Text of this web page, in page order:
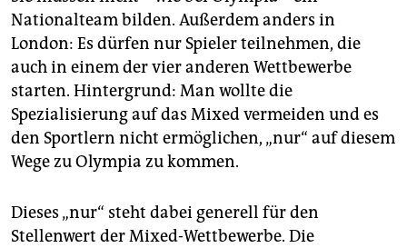
Nationalteam bilden. Außerdem anders in
London: Es dürfen nur Spieler teilnehmen, die
auch in einem der vier anderen Wettbewerbe
starten. Hintergrund: Man wollte die
Spezialisierung auf das Mixed vermeiden und es
den Sportlern nicht ermöglichen, „nur“ auf diesem
Wege zu Olympia zu kommen.
Dieses „nur“ steht dabei generell für den
Stellenwert der Mixed-Wettbewerbe. Die